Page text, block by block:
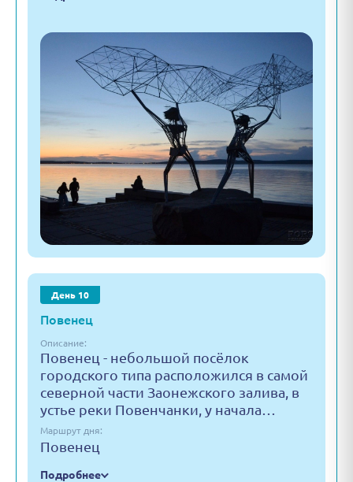
День 10
Повенец
Описание:
Повенец - небольшой посёлок
городского типа расположился в самой
северной части Заонежского залива, в
устье реки Повенчанки, у начала…
Маршрут дня:
Повенец
Подробнее